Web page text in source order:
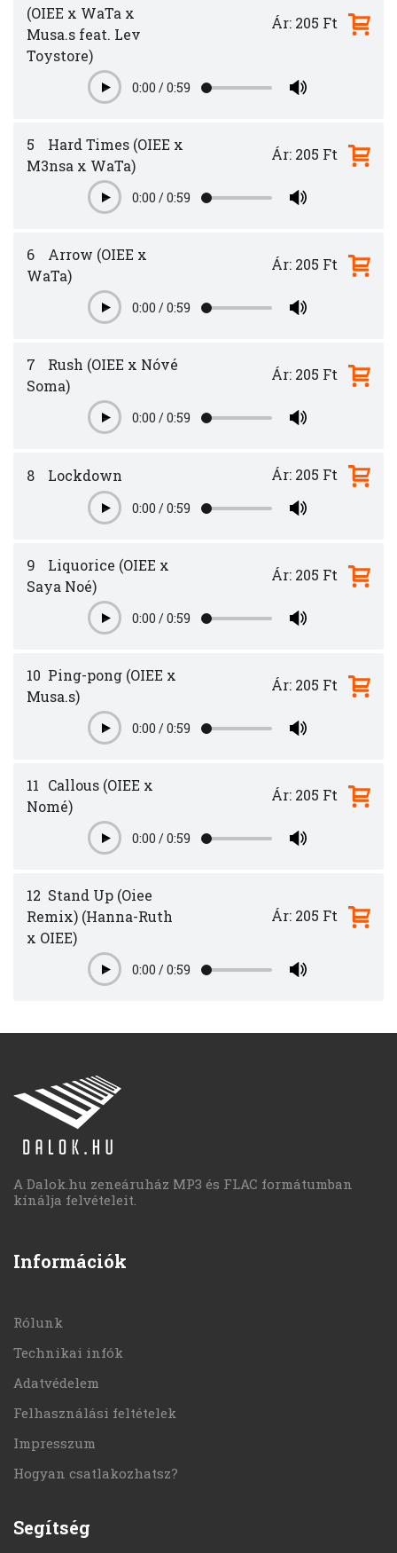
(OIEE x WaTa x
Musa.s feat. Lev
Toystore)
Play0:00 /0:59
Ár: 205 Ft
5
Hard Times (OIEE x
M3nsa x WaTa)
Play0:00 /0:59
Ár: 205 Ft
6
Arrow (OIEE x
WaTa)
Play0:00 /0:59
Ár: 205 Ft
7
Rush (OIEE x Nóvé
Soma)
Play0:00 /0:59
Ár: 205 Ft
8 Lockdown
Play0:00 /0:59
Ár: 205 Ft
9
Liquorice (OIEE x
Saya Noé)
Play0:00 /0:59
Ár: 205 Ft
10 Ping-pong (OIEE x
Musa.s)
Play0:00 /0:59
Ár: 205 Ft
11 Callous (OIEE x
Nomé)
Play0:00 /0:59
Ár: 205 Ft
12 Stand Up (Oiee
Remix) (Hanna-Ruth
x OIEE)
Play0:00 /0:59
Ár: 205 Ft
A Dalok.hu zeneáruház MP3 és FLAC formátumban
kínálja felvételeit.
Információk
Rólunk
Technikai infók
Adatvédelem
Felhasználási feltételek
Impresszum
Hogyan csatlakozhatsz?
Segítség